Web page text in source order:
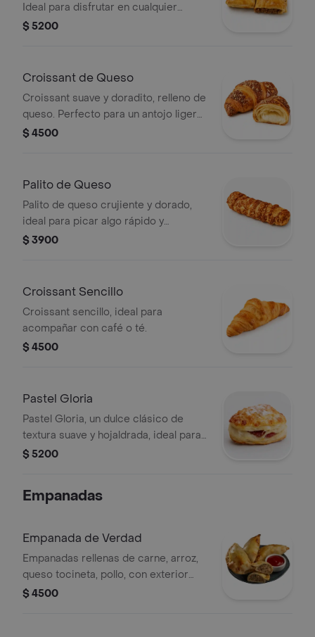
Ideal para disfrutar en cualquier
momento.
$ 5200
Croissant de Queso
Croissant suave y doradito, relleno de
queso. Perfecto para un antojo ligero,
rico y sin complicarse.
$ 4500
Palito de Queso
Palito de queso crujiente y dorado,
ideal para picar algo rápido y
sabroso.
$ 3900
Croissant Sencillo
Croissant sencillo, ideal para
acompañar con café o té.
$ 4500
Pastel Gloria
Pastel Gloria, un dulce clásico de
textura suave y hojaldrada, ideal para
satisfacer tus antojos de algo
$ 5200
Empanadas
Empanada de Verdad
Empanadas rellenas de carne, arroz,
queso tocineta, pollo, con exterior
crujiente. Especiales para reuniones y
$ 4500